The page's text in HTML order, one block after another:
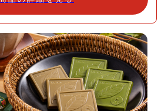
めらかなトリュフに仕上げました。 石臼
きならではの特徴です。 原料に通常のほ
の茎の部分を独自の焙煎方法の「砂炒り焙
の茎ほうじ茶を使用することで甘みが強
れた独特の香ばしさを感じていただける一
のある京都きよ泉オリジナルの箔押しの
します。"